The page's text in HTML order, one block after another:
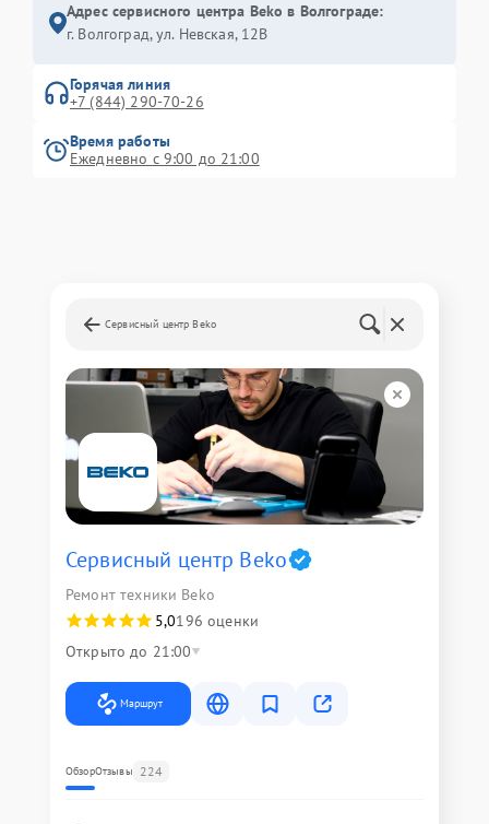
Адрес сервисного центра Beko в Волгограде:
г. Волгоград, ул. Невская, 12В
Горячая линия
+7 (844) 290-70-26
Время работы
Ежедневно с 9:00 до 21:00
Сервисный центр Beko
Сервисный центр Beko
Ремонт техники Beko
5,0196 оценки
Открыто до 21:00
Маршрут
ОбзорОтзывы 224